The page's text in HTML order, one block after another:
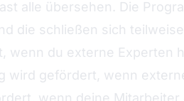
alle übersehen. Die
die schließen sich
wenn du externe Experten
wird gefördert, wenn
wenn deine